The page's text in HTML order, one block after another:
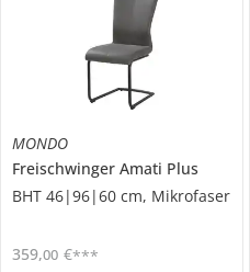
MONDO
Freischwinger Amati Plus
BHT 46|96|60 cm, Mikrofaser
359,00 €***